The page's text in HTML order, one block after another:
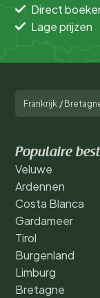
Direct
Lage prijzen
Frankrijk /
Populaire
Veluwe
Ardennen
Costa Blanca
Gardameer
Tirol
Burgenland
Limburg
Bretagne